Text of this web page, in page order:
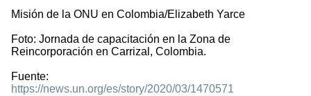
Misión de la ONU en Colombia/Elizabeth Yarce
Foto: Jornada de capacitación en la Zona de
Reincorporación en Carrizal, Colombia.
Fuente:
https://news.un.org/es/story/2020/03/1470571